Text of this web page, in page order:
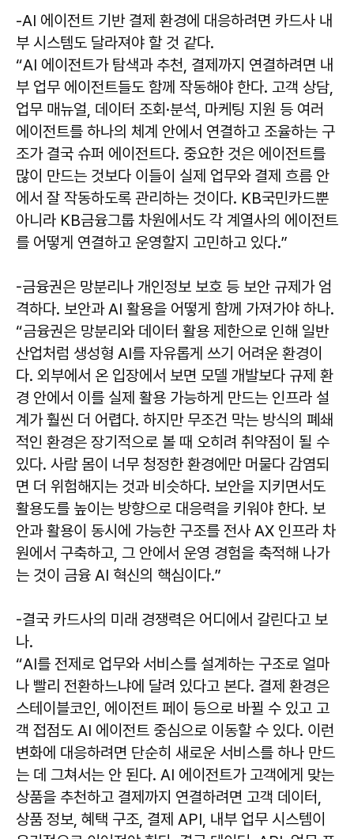
-AI 에이전트 기반 결제 환경에 대응하려면 카드사 내
부 시스템도 달라져야 할 것 같다.
“AI 에이전트가 탐색과 추천, 결제까지 연결하려면 내
부 업무 에이전트들도 함께 작동해야 한다. 고객 상담,
업무 매뉴얼, 데이터 조회·분석, 마케팅 지원 등 여러
에이전트를 하나의 체계 안에서 연결하고 조율하는 구
조가 결국 슈퍼 에이전트다. 중요한 것은 에이전트를
많이 만드는 것보다 이들이 실제 업무와 결제 흐름 안
에서 잘 작동하도록 관리하는 것이다. KB국민카드뿐
아니라 KB금융그룹 차원에서도 각 계열사의 에이전트
를 어떻게 연결하고 운영할지 고민하고 있다.”
-금융권은 망분리나 개인정보 보호 등 보안 규제가 엄
격하다. 보안과 AI 활용을 어떻게 함께 가져가야 하나.
“금융권은 망분리와 데이터 활용 제한으로 인해 일반
산업처럼 생성형 AI를 자유롭게 쓰기 어려운 환경이
다. 외부에서 온 입장에서 보면 모델 개발보다 규제 환
경 안에서 이를 실제 활용 가능하게 만드는 인프라 설
계가 훨씬 더 어렵다. 하지만 무조건 막는 방식의 폐쇄
적인 환경은 장기적으로 볼 때 오히려 취약점이 될 수
있다. 사람 몸이 너무 청정한 환경에만 머물다 감염되
면 더 위험해지는 것과 비슷하다. 보안을 지키면서도
활용도를 높이는 방향으로 대응력을 키워야 한다. 보
안과 활용이 동시에 가능한 구조를 전사 AX 인프라 차
원에서 구축하고, 그 안에서 운영 경험을 축적해 나가
는 것이 금융 AI 혁신의 핵심이다.”
-결국 카드사의 미래 경쟁력은 어디에서 갈린다고 보
나.
“AI를 전제로 업무와 서비스를 설계하는 구조로 얼마
나 빨리 전환하느냐에 달려 있다고 본다. 결제 환경은
스테이블코인, 에이전트 페이 등으로 바뀔 수 있고 고
객 접점도 AI 에이전트 중심으로 이동할 수 있다. 이런
변화에 대응하려면 단순히 새로운 서비스를 하나 만드
는 데 그쳐서는 안 된다. AI 에이전트가 고객에게 맞는
상품을 추천하고 결제까지 연결하려면 고객 데이터,
상품 정보, 혜택 구조, 결제 API, 내부 업무 시스템이